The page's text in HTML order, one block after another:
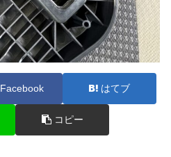
Facebook はてブ
コピー